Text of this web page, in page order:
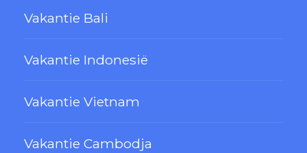
Vakantie Bali
Vakantie Indonesië
Vakantie Vietnam
Vakantie Cambodja